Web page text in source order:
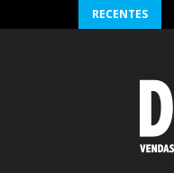
RECENTES